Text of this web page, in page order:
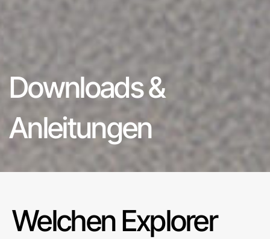
Downloads &
Anleitungen
Welchen Explorer